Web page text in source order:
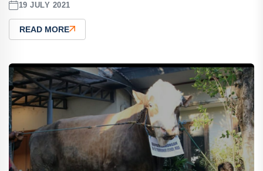
19 JULY 2021
READ MORE